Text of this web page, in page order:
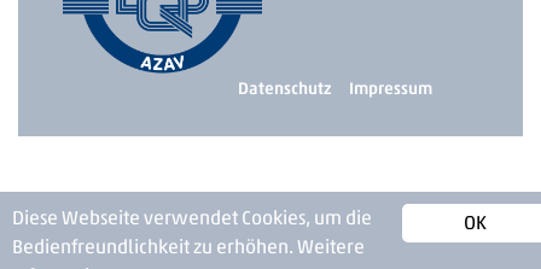
OK
Diese Webseite verwendet Cookies, um die
Bedienfreundlichkeit zu erhöhen. Weitere
Impressum
Datenschutz